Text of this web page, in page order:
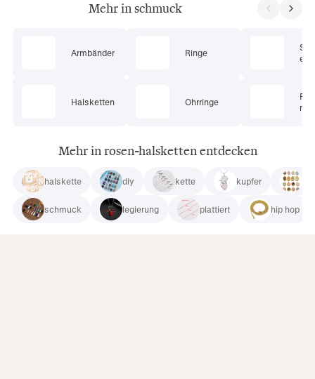
Mehr in schmuck
Armbänder
Halsketten
Ringe
Ohrringe
ets
Mehr in rosen-halsketten entdecken
halskette diy kette kupfer
schmuck legierung plattiert hip hop